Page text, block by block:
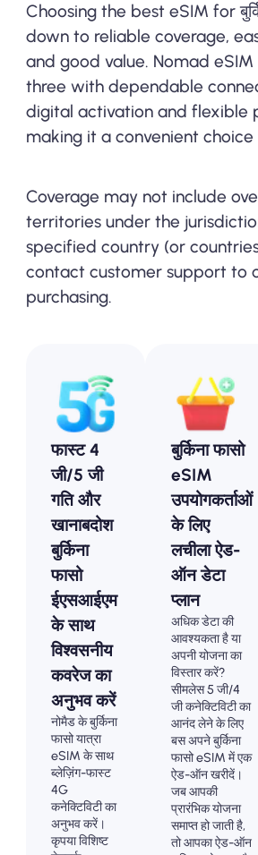
Choosing the best eSIM for
down to reliable coverage,
and good value. Nomad eSIM
three with dependable
digital activation and flexible
making it a convenient
Coverage may not include
territories under the
specified country (or
contact customer support to
purchasing.
फास्ट 4
जी/5 जी
गति और
खानाबदोश
बुर्किना
फासो
ईएसआईएम
के साथ
विश्वसनीय
कवरेज का
अनुभव करें
नोमैड के बुर्किना
फासो यात्रा
eSIM के साथ
ब्लेज़िंग-फास्ट
4G
कनेक्टिविटी का
अनुभव करें।
कृपया विशिष्ट
बुर्किना फासो
eSIM
उपयोगकर्ताओं
के लिए
लचीला ऐड-
ऑन डेटा
प्लान
अधिक डेटा की
आवश्यकता है या
अपनी योजना का
विस्तार करें?
सीमलेस 5 जी/4
जी कनेक्टिविटी का
आनंद लेने के लिए
बस अपने बुर्किना
फासो eSIM में एक
ऐड-ऑन खरीदें।
जब आपकी
प्रारंभिक योजना
समाप्त हो जाती है,
तो आपका ऐड-ऑन